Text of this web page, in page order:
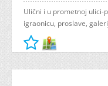
Ulični i u prometnoj ulici-
igraonicu, proslave,